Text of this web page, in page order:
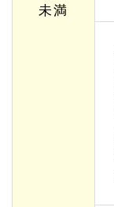
未満